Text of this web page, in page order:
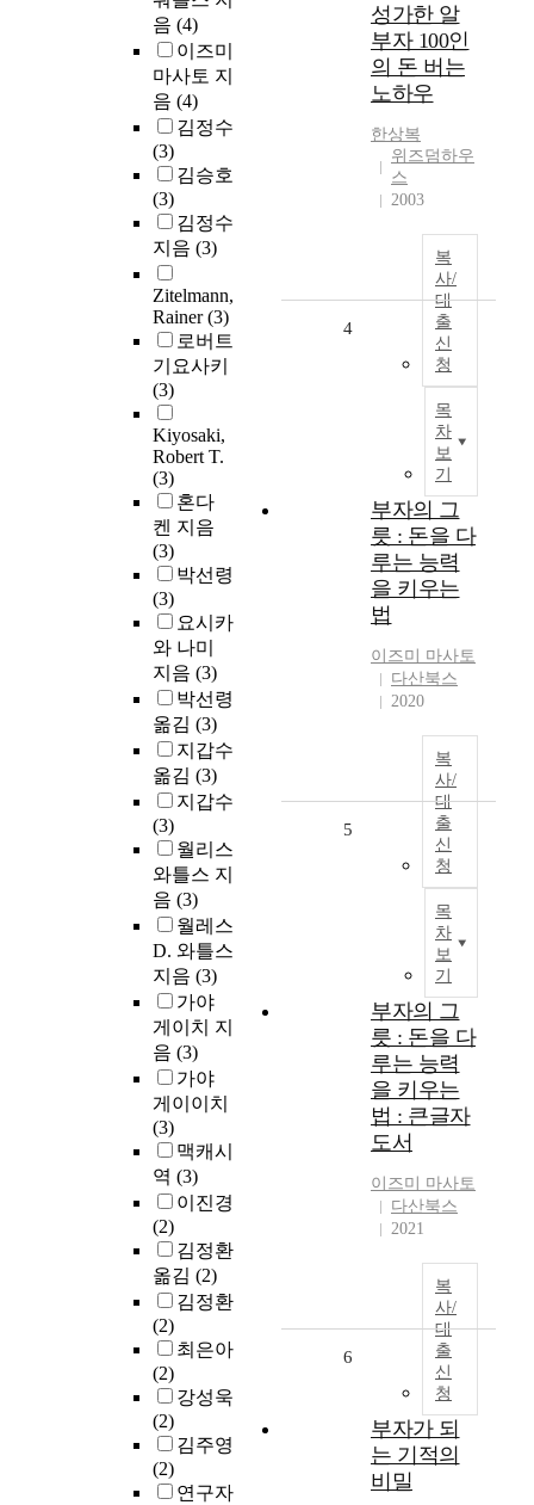
음 (4)
이즈미
마사토 지
음 (4)
김정수
(3)
김승호
(3)
김정수
지음 (3)
Zitelmann,
Rainer(3)
로버트
기요사키
(3)
Kiyosaki,
Robert T.
(3)
혼다
켄 지음
(3)
박선령
(3)
요시카
와 나미
지음 (3)
박선령
옮김 (3)
지갑수
옮김 (3)
지갑수
(3)
월리스
와틀스 지
음 (3)
월레스
D. 와틀스
지음 (3)
가야
게이치 지
음 (3)
가야
게이이치
(3)
맥캐시
역 (3)
이진경
(2)
김정환
옮김 (2)
김정환
(2)
최은아
(2)
강성욱
(2)
김주영
(2)
연구자
성가한 알
부자 100인
의 돈 버는
노하우
한상복
위즈덤하우
스
2003
복
사/
대
출
신
청
목
차
보
기
4
부자의 그
릇 : 돈을 다
루는 능력
을 키우는
법
이즈미 마사토
다산북스
2020
복
사/
대
출
신
청
목
차
보
기
5
부자의 그
릇 : 돈을 다
루는 능력
을 키우는
법 : 큰글자
도서
이즈미 마사토
다산북스
2021
복
사/
대
출
신
청
6
부자가 되
는 기적의
비밀